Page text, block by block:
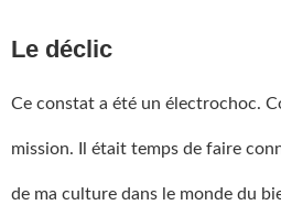
Le déclic
Ce constat a été un électrochoc.
mission. Il était temps de faire
de ma culture dans le monde du